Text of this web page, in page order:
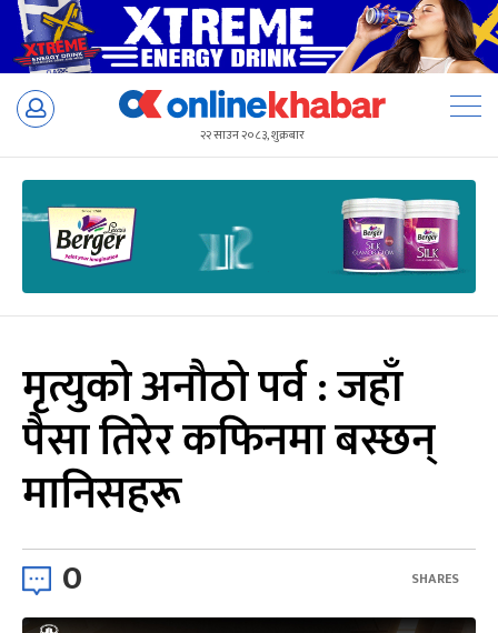
Skip
२२ साउन २०८३, शुक्रबार
मृत्युको अनौठो पर्व : जहाँ
पैसा तिरेर कफिनमा बस्छन्
मानिसहरू
0 SHARES